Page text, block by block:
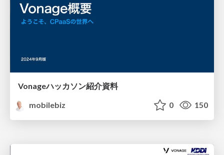
Vonageハッカソン紹介資料
mobilebiz
0 150